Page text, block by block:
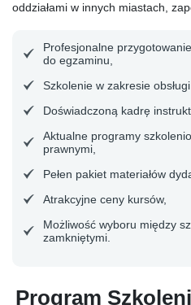
oddziałami w innych miastach,
Profesjonalne
do egzaminu,
Szkolenie w zakresie
Doświadczoną kadrę
Aktualne programy
prawnymi,
Pełen pakiet materiałów
Atrakcyjne ceny kursów,
Możliwość wyboru między
zamkniętymi.
Program